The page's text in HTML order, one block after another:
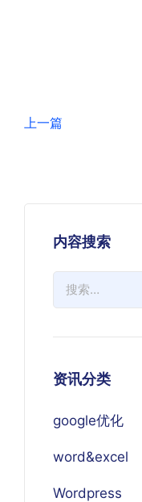
上一篇
内容搜索
资讯分类
google优化
word&excel
Wordpress